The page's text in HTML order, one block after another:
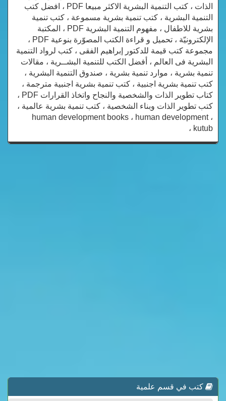
الذات ، كتب التنمية البشرية الاكثر مبيعا PDF ، افضل كتب
التنمية البشرية ، كتب تنمية بشرية مسموعة ، كتب تنمية
بشرية للاطفال ، مفهوم التنمية البشرية PDF ، المكتبة
الإلكترونيّة ، تحميل و قراءة الكتب المصوّرة بنوعية PDF ،
مجموعة كتب قيمة للدكتور إبراهيم الفقى ، كتب لرواد التنمية
البشرية فى العالم ، أفضل الكتب للتنمية البشــرية ، مقالات
تنمية بشرية ، موارد تنمية بشرية ، صندوق التنمية البشرية ،
كتب تنمية بشرية اجنبية ، كتب تنمية بشرية اجنبية مترجمة ،
كتاب تطوير الذات والشخصية والنجاح واتخاذ القرارات PDF ،
كتب تطوير الذات وبناء الشخصية ، كتب تنمية بشرية عالمية ،
human development books ، human development ،
kutub ،
كتب في قسم علمية